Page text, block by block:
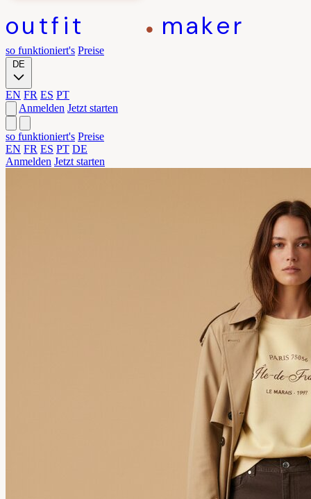
outfit maker
so funktioniert's Preise
DE
EN FR ES PT
Anmelden Jetzt starten
so funktioniert's Preise
EN FR ES PT DE
Anmelden Jetzt starten